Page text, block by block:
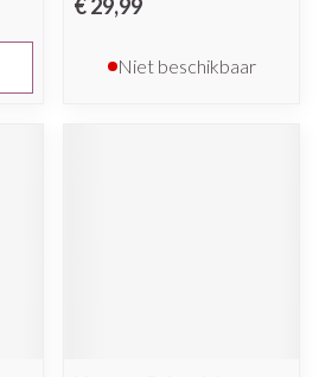
€ 29,99
Niet beschikbaar